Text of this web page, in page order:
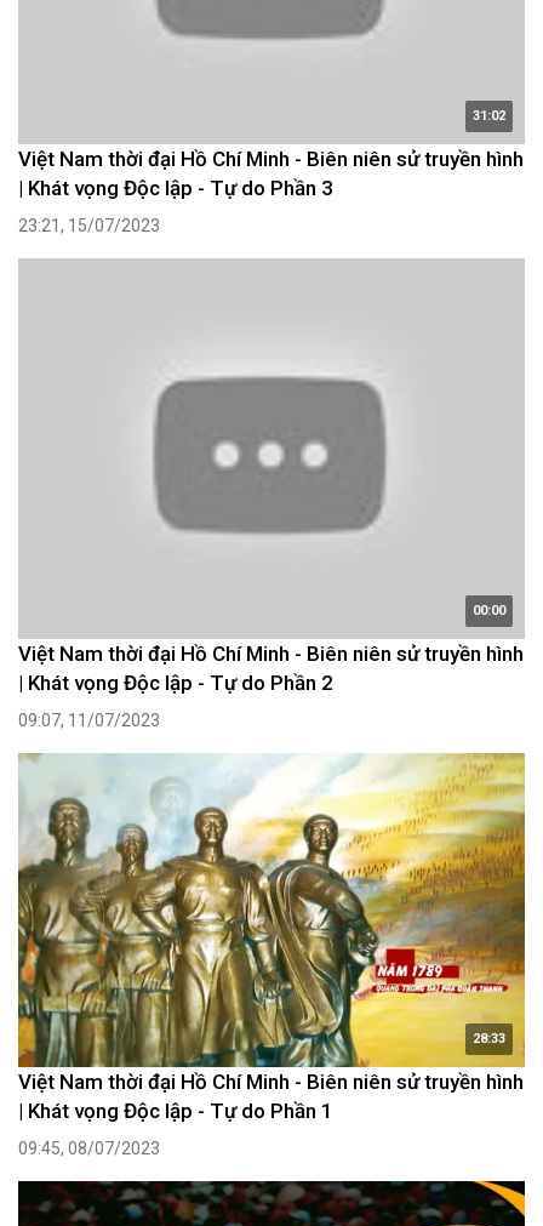
31:02
Việt Nam thời đại Hồ Chí Minh - Biên niên sử truyền hình
| Khát vọng Độc lập - Tự do Phần 3
23:21, 15/07/2023
00:00
Việt Nam thời đại Hồ Chí Minh - Biên niên sử truyền hình
| Khát vọng Độc lập - Tự do Phần 2
09:07, 11/07/2023
28:33
Việt Nam thời đại Hồ Chí Minh - Biên niên sử truyền hình
| Khát vọng Độc lập - Tự do Phần 1
09:45, 08/07/2023